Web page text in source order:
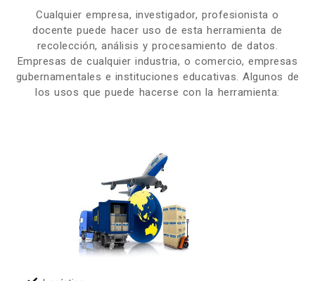
Cualquier empresa, investigador, profesionista o
docente puede hacer uso de esta herramienta de
recolección, análisis y procesamiento de datos.
Empresas de cualquier industria, o comercio, empresas
gubernamentales e instituciones educativas. Algunos de
los usos que puede hacerse con la herramienta: